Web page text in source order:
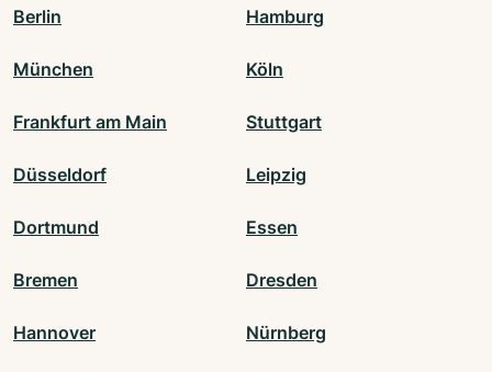
Berlin Hamburg
München Köln
Frankfurt am Main Stuttgart
Düsseldorf Leipzig
Dortmund Essen
Bremen Dresden
Hannover Nürnberg